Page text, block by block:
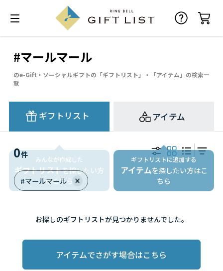
#マールマール
のe-Gift・ソーシャルギフトの「ギフトリスト」・「アイテム」の検索一
覧
ギフトリスト
みんなが作成した
ギフトリストを探したい方
はこちら
アイテム
ギフトリストに追加する
アイテムを探したい方はこ
ちら
0件
#マールマール
お探しのギフトリストが見つかりませんでした。
アイテムでさがす場合はこちら